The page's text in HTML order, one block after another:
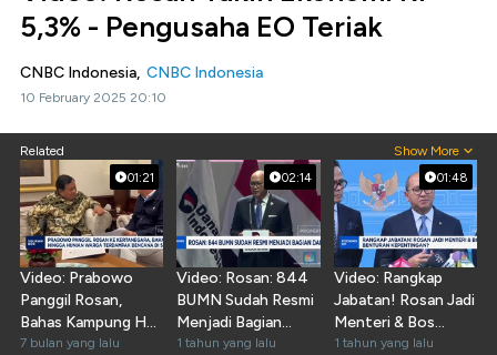
5,3% - Pengusaha EO Teriak
CNBC Indonesia, CNBC Indonesia
10 February 2025 20:10
Related Show More
01:21
Video: Prabowo
Panggil Rosan,
Bahas Kampung Haji
hingga Hunian
7 bulan yang lalu
02:14
Video: Rosan: 844
BUMN Sudah Resmi
Menjadi Bagian
Danantara
1 tahun yang lalu
01:48
Video: Rangkap
Jabatan! Rosan Jadi
Menteri & Bos
Danantara
1 tahun yang lalu